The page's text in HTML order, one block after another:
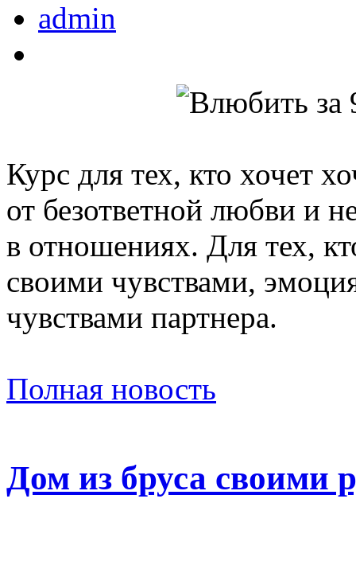
admin
Курс для тех, кто хочет
от безответной любви и
в отношениях. Для тех,
своими чувствами,
чувствами партнера.
Полная новость
Дом из бруса своими